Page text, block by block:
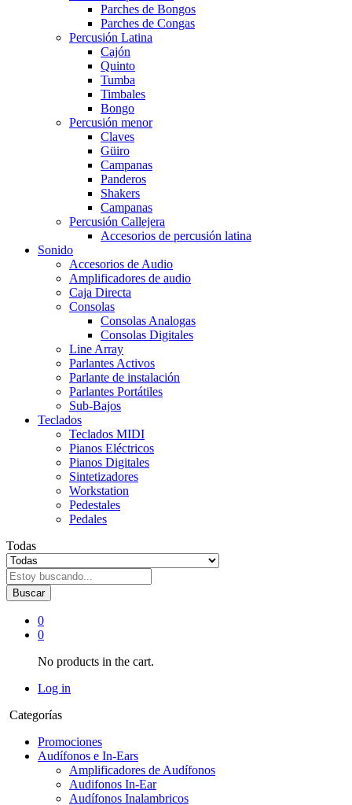
Parches de Bongos
Parches de Congas
Percusión Latina
Cajón
Quinto
Tumba
Timbales
Bongo
Percusión menor
Claves
Güiro
Campanas
Panderos
Shakers
Campanas
Percusión Callejera
Accesorios de percusión latina
Sonido
Accesorios de Audio
Amplificadores de audio
Caja Directa
Consolas
Consolas Analogas
Consolas Digitales
Line Array
Parlantes Activos
Parlante de instalación
Parlantes Portátiles
Sub-Bajos
Teclados
Teclados MIDI
Pianos Eléctricos
Pianos Digitales
Sintetizadores
Workstation
Pedestales
Pedales
Todas
Buscar
0
0
No products in the cart.
Log in
Categorías
Promociones
Audífonos e In-Ears
Amplificadores de Audífonos
Audifonos In-Ear
Audífonos Inalambricos